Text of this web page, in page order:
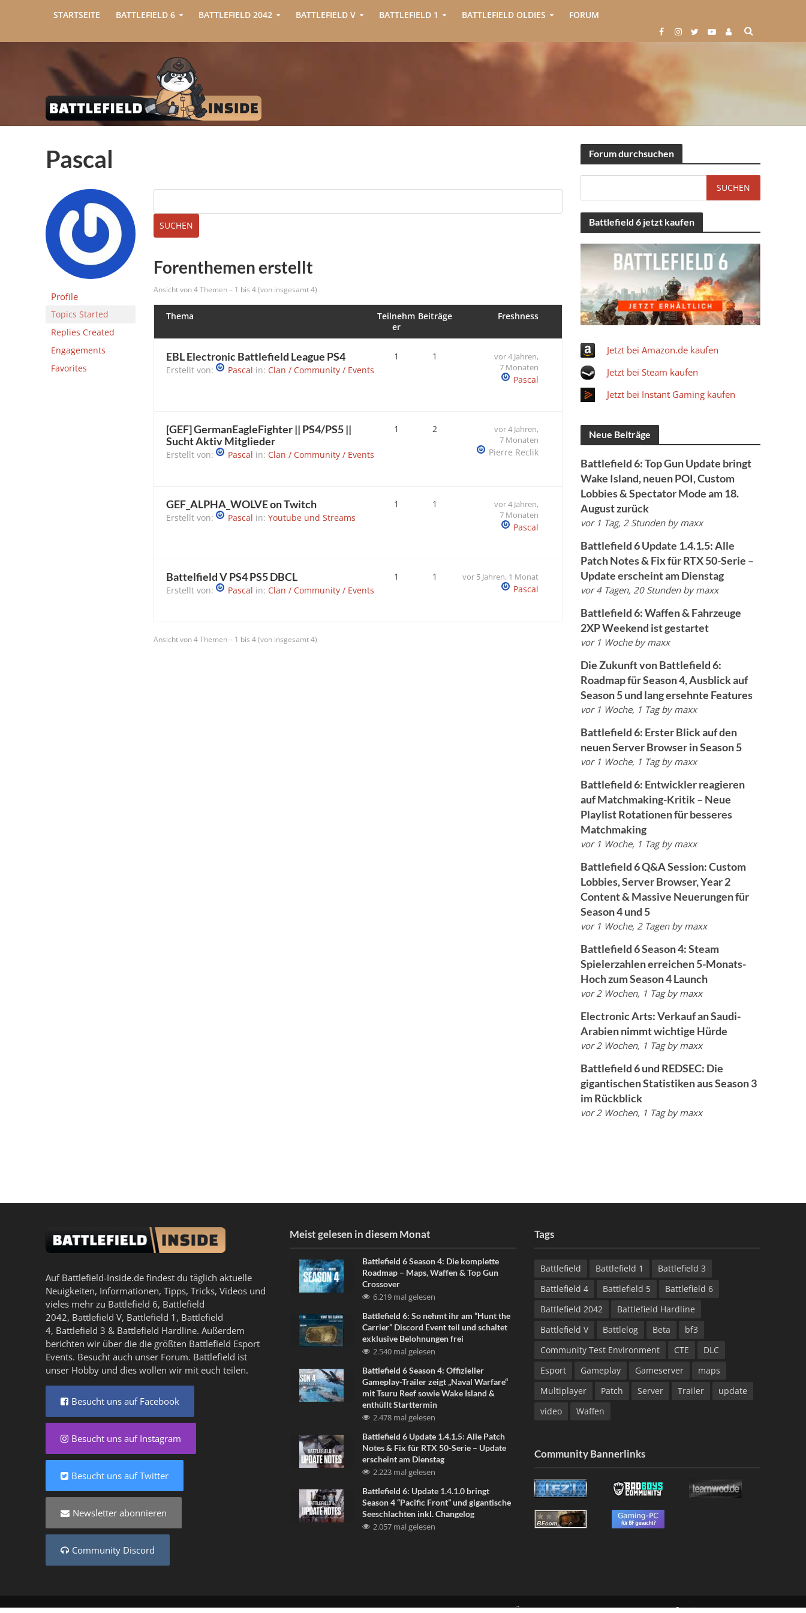
STARTSEITE BATTLEFIELD 6 BATTLEFIELD 2042 BATTLEFIELD V BATTLEFIELD 1 BATTLEFIELD OLDIES FORUM
Pascal
Profile
Topics Started
Replies Created
Engagements
Favorites
Forenthemen erstellt
Ansicht von 4 Themen – 1 bis 4 (von insgesamt 4)
Thema
Teilnehm
er
Beiträge Freshness
EBL Electronic Battlefield League PS4
Erstellt von: Pascal in: Clan / Community / Events
1 1
vor 4 Jahren,
7 Monaten
Pascal
[GEF] GermanEagleFighter || PS4/PS5 ||
Sucht Aktiv Mitglieder
Erstellt von: Pascal in: Clan / Community / Events
1 2
vor 4 Jahren,
7 Monaten
Pierre Reclik
GEF_ALPHA_WOLVE on Twitch
Erstellt von: Pascal in: Youtube und Streams
1 1
vor 4 Jahren,
7 Monaten
Pascal
Battelfield V PS4 PS5 DBCL
Erstellt von: Pascal in: Clan / Community / Events
1 1 vor 5 Jahren, 1 Monat
Pascal
Ansicht von 4 Themen – 1 bis 4 (von insgesamt 4)
Forum durchsuchen
Battlefield 6 jetzt kaufen
Jetzt bei Amazon.de kaufen
Jetzt bei Steam kaufen
Jetzt bei Instant Gaming kaufen
Neue Beiträge
Battlefield 6: Top Gun Update bringt
Wake Island, neuen POI, Custom
Lobbies & Spectator Mode am 18.
August zurück
vor 1 Tag, 2 Stunden bymaxx
Battlefield 6 Update 1.4.1.5: Alle
Patch Notes & Fix für RTX 50-Serie –
Update erscheint am Dienstag
vor 4 Tagen, 20 Stunden bymaxx
Battlefield 6: Waffen & Fahrzeuge
2XP Weekend ist gestartet
vor 1 Woche bymaxx
Die Zukunft von Battlefield 6:
Roadmap für Season 4, Ausblick auf
Season 5 und lang ersehnte Features
vor 1 Woche, 1 Tag bymaxx
Battlefield 6: Erster Blick auf den
neuen Server Browser in Season 5
vor 1 Woche, 1 Tag bymaxx
Battlefield 6: Entwickler reagieren
auf Matchmaking-Kritik – Neue
Playlist Rotationen für besseres
Matchmaking
vor 1 Woche, 1 Tag bymaxx
Battlefield 6 Q&A Session: Custom
Lobbies, Server Browser, Year 2
Content & Massive Neuerungen für
Season 4 und 5
vor 1 Woche, 2 Tagen bymaxx
Battlefield 6 Season 4: Steam
Spielerzahlen erreichen 5-Monats-
Hoch zum Season 4 Launch
vor 2 Wochen, 1 Tag bymaxx
Electronic Arts: Verkauf an Saudi-
Arabien nimmt wichtige Hürde
vor 2 Wochen, 1 Tag bymaxx
Battlefield 6 und REDSEC: Die
gigantischen Statistiken aus Season 3
im Rückblick
vor 2 Wochen, 1 Tag bymaxx
Auf Battlefield-Inside.de findest du täglich aktuelle
Neuigkeiten, Informationen, Tipps, Tricks, Videos und
vieles mehr zu Battlefield 6, Battlefield
2042, Battlefield V, Battlefield 1 , Battlefield
4, Battlefield 3 & Battlefield Hardline. Außerdem
berichten wir über die die größten Battlefield Esport
Events. Besucht auch unser Forum. Battlefield ist
unser Hobby und dies wollen wir mit euch teilen.
Besucht uns auf Facebook
Besucht uns auf Instagram
Besucht uns auf Twitter
Newsletter abonnieren
Community Discord
Meist gelesen in diesem Monat
Battlefield 6 Season 4: Die komplette
Roadmap – Maps, Waffen & Top Gun
Crossover
6.219 mal gelesen
Battlefield 6: So nehmt ihr am “Hunt the
Carrier” Discord Event teil und schaltet
exklusive Belohnungen frei
2.540 mal gelesen
Battlefield 6 Season 4: Offizieller
Gameplay-Trailer zeigt „Naval Warfare“
mit Tsuru Reef sowie Wake Island &
enthüllt Starttermin
2.478 mal gelesen
Battlefield 6 Update 1.4.1.5: Alle Patch
Notes & Fix für RTX 50-Serie – Update
erscheint am Dienstag
2.223 mal gelesen
Battlefield 6: Update 1.4.1.0 bringt
Season 4 “Pacific Front” und gigantische
Seeschlachten inkl. Changelog
2.057 mal gelesen
Tags
Battlefield Battlefield 1
Battlefield 3
Battlefield 4
Battlefield 5
Battlefield 6
Battlefield 2042
Battlefield Hardline
Battlefield V
Battlelog Beta
bf3
Community Test Environment
CTE
DLC
Esport
Gameplay Gameserver
maps
Multiplayer
Patch Server Trailer
update
video
Waffen
Community Bannerlinks